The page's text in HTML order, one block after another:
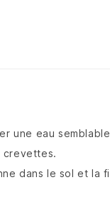
une eau
crevettes.
dans le sol et la